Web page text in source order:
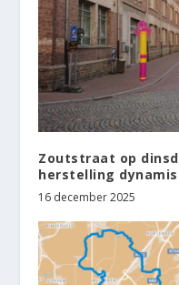
Zoutstraat op
herstelling
16 december 2025